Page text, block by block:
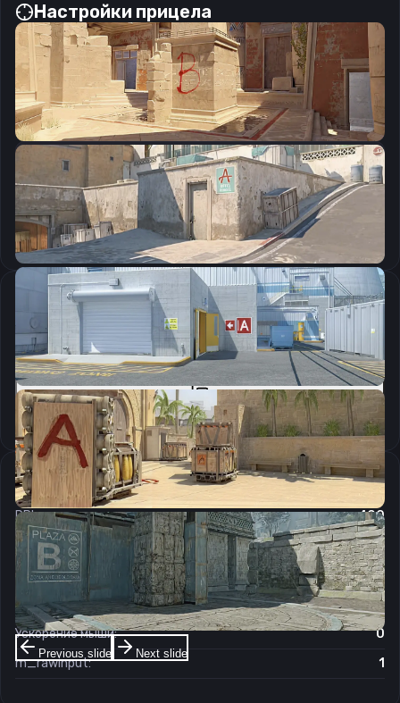
Настройки прицела
Previous slide Next slide
CSGO-xbvfk-92iJH-u8b2B-qnfz4-2PzfF
Скопировать
Параметры запуска
Скопировать
Настройки мыши
DPI:
400
Чувствительность мыши в игре:
1.9
Чувствительность мыши в зуме:
1
Чувствительность мыши в Windows:
6/11
Ускорение мыши:
0
m_rawinput:
1